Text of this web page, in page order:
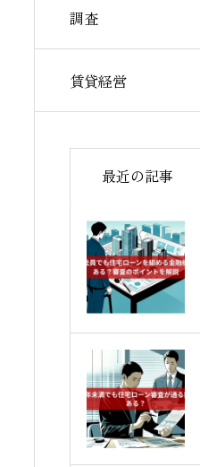
調査
賃貸経営
最近の記事